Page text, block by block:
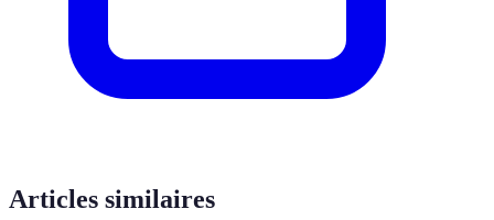
Articles similaires